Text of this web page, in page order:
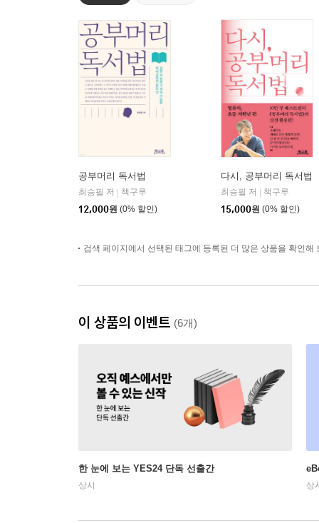
공부머리 독서법
최승필 저 | 책구루
12,000원 (0% 할인)
다시, 공부머리 독서법
최승필 저 | 책구루
15,000원 (0% 할인)
검색 페이지에서 선택된 태그에 등록된 더 많은 상품을 확인해
이 상품의 이벤트 (6개)
한 눈에 보는 YES24 단독 선출간
상시 상